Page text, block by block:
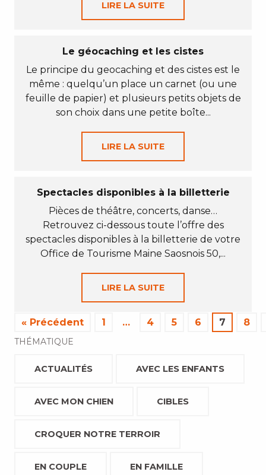
LIRE LA SUITE
Le géocaching et les cistes
Le principe du geocaching et des cistes est le
même : quelqu’un place un carnet (ou une
feuille de papier) et plusieurs petits objets de
son choix dans une petite boîte...
LIRE LA SUITE
Spectacles disponibles à la billetterie
Pièces de théâtre, concerts, danse…
Retrouvez ci-dessous toute l’offre des
spectacles disponibles à la billetterie de votre
Office de Tourisme Maine Saosnois 50,...
LIRE LA SUITE
« Précédent 1 … 4 5 6 7 8
THÉMATIQUE
ACTUALITÉS AVEC LES ENFANTS
AVEC MON CHIEN CIBLES
CROQUER NOTRE TERROIR
EN COUPLE EN FAMILLE